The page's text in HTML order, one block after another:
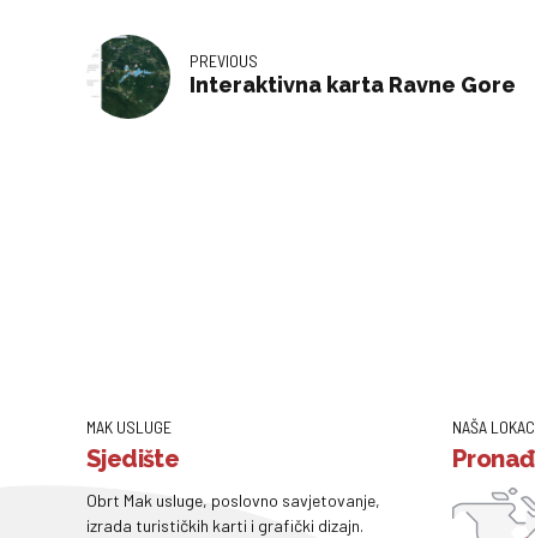
PREVIOUS
Interaktivna karta Ravne Gore
MAK USLUGE
Sjedište
Obrt Mak usluge, poslovno savjetovanje,
izrada turističkih karti i grafički dizajn.
NAŠA